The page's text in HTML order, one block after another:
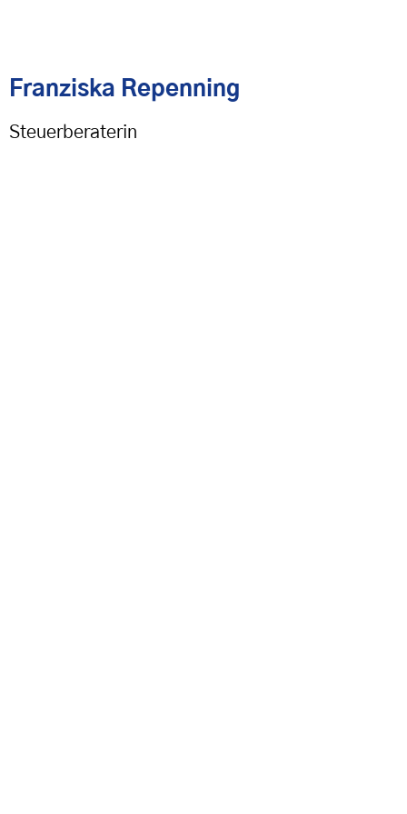
Franziska Repenning
Steuerberaterin